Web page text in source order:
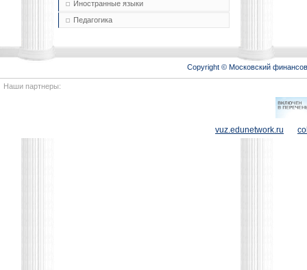
Иностранные языки
Педагогика
Copyright © Московский
Наши партнеры:
vuz.edunetwork.ru